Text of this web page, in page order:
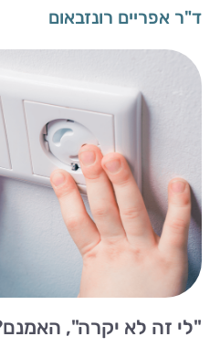
ד"ר אפריים רונזבאום
"לי זה לא יקרה",